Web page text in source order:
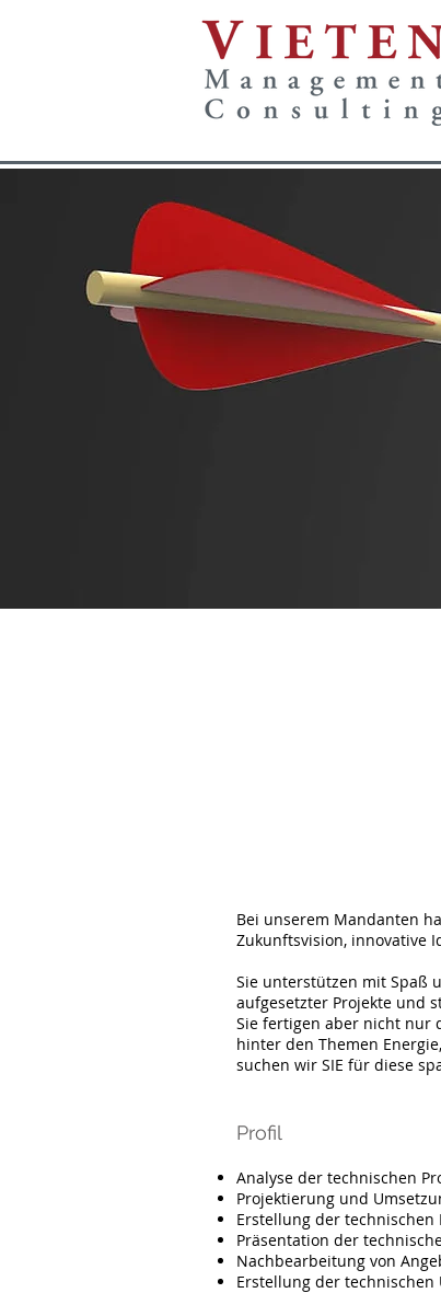
Bei unserem Mandanten
Zukunftsvision, innovative
Sie unterstützen mit Spaß
aufgesetzter Projekte und
Sie fertigen aber nicht nur
hinter den Themen
suchen wir SIE für diese
Profil
Analyse der technischen
Projektierung und
Erstellung der
Präsentation der
Nachbearbeitung von
Erstellung der